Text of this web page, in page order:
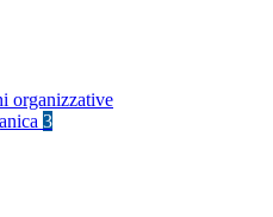
organizzative
3